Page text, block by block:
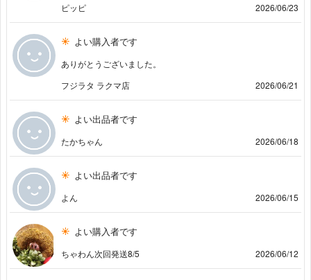
ピッピ
2026/06/23
よい購入者です
ありがとうございました。
フジラタ ラクマ店
2026/06/21
よい出品者です
たかちゃん 2026/06/18
よい出品者です
よん 2026/06/15
よい購入者です
ちゃわん次回発送8/5 2026/06/12